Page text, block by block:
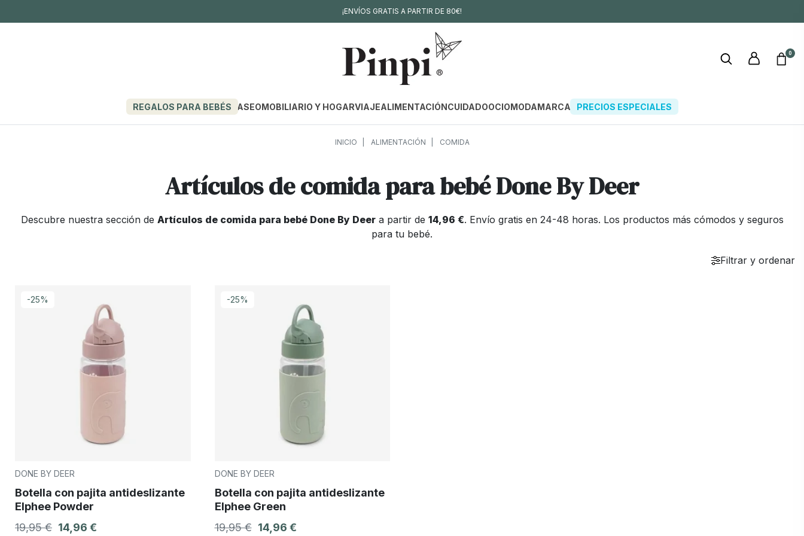
¡ENVÍOS GRATIS A PARTIR DE 80€!
0
REGALOS PARA BEBÉS PASEOMOBILIARIO Y HOGARVIAJEALIMENTACIÓNCUIDADOOCIOMODAMARCAS PRECIOS ESPECIALES
INICIO ALIMENTACIÓN COMIDA
Artículos de comida para bebé Done By Deer
Descubre nuestra sección de Artículos de comida para bebé Done By Deera partir de 14,96 €. Envío gratis en 24-48 horas. Los productos más cómodos y seguros
para tu bebé.
Filtrar y ordenar
-25%
DONE BY DEER
Botella con pajita antideslizante
Elphee Powder
19,95 € 14,96 €
-25%
DONE BY DEER
Botella con pajita antideslizante
Elphee Green
19,95 € 14,96 €